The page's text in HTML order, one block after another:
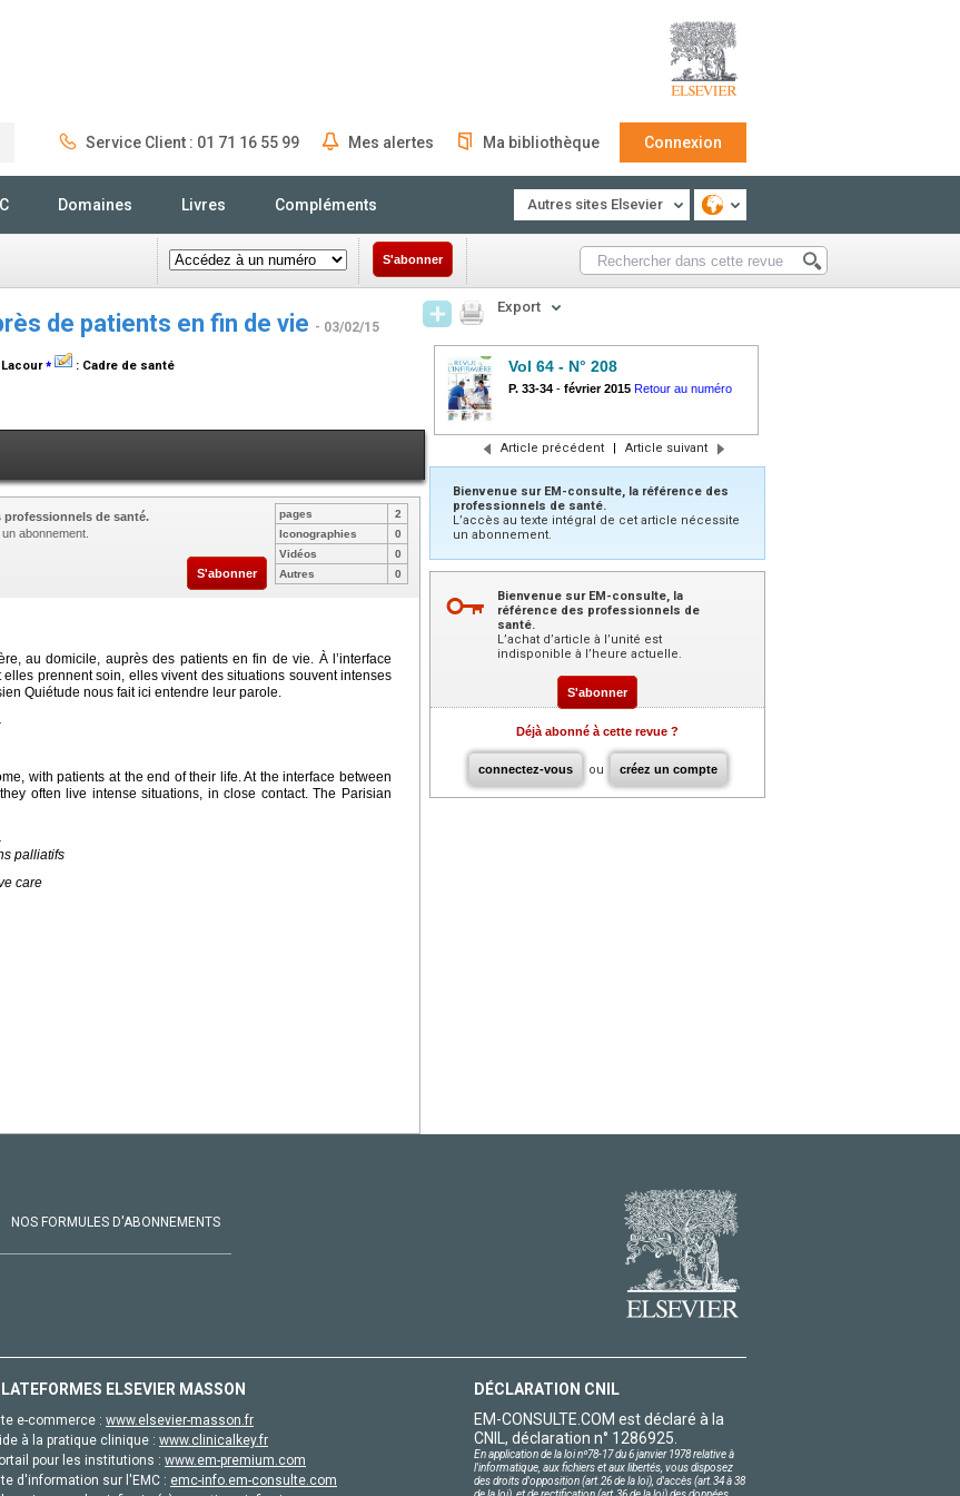
Service Client : 01 71 16 55 99 Mes alertes Ma bibliothèque Connexion
Domaines Livres Compléments Autres sites Elsevier
S'abonner
de patients en fin de vie - 03/02/15
⁎ : Cadre de santé
professionnels de santé.
abonnement.
S'abonner
pages
2
Iconographies
0
Vidéos
0
Autres
0
au domicile, auprès des patients en fin de vie. À l’interface
prennent soin, elles vivent des situations souvent intenses
Quiétude nous fait ici entendre leur parole.
with patients at the end of their life. At the interface between
often live intense situations, in close contact. The Parisian
palliatifs
care
Export
Vol 64 - N° 208
P. 33-34 - février 2015 Retour au numéro
Article précédent | Article suivant
Bienvenue sur EM-consulte, la référence des
professionnels de santé.
L’accès au texte intégral de cet article nécessite
un abonnement.
Bienvenue sur EM-consulte, la
référence des professionnels de
santé.
L’achat d’article à l’unité est
indisponible à l’heure actuelle.
S'abonner
Déjà abonné à cette revue ?
connectez-vous ou créez un compte
NOS FORMULES D'ABONNEMENTS
ELSEVIER MASSON
e-commerce : www.elsevier-masson.fr
à la pratique clinique : www.clinicalkey.fr
pour les institutions : www.em-premium.com
d'information sur l'EMC : emc-info.em-consulte.com
DÉCLARATION CNIL
EM-CONSULTE.COM est déclaré à la
CNIL, déclaration n° 1286925.
En application de la loi nº78-17 du 6 janvier 1978 relative à
l'informatique, aux fichiers et aux libertés, vous disposez
des droits d'opposition (art.26 de la loi), d'accès (art.34 à 38